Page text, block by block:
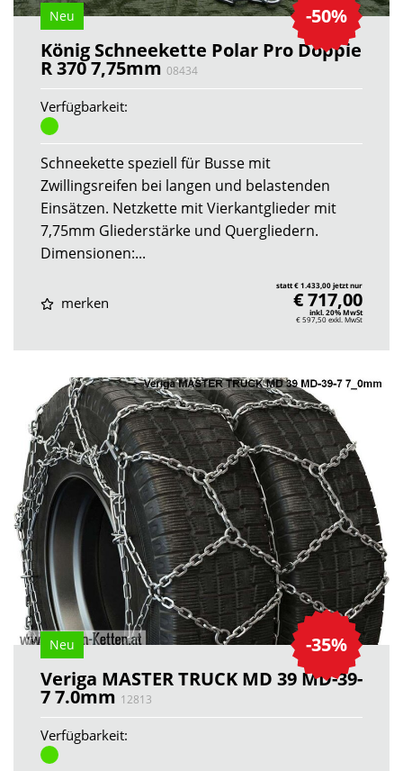
-50%
Neu
König Schneekette Polar Pro Doppie
R 370 7,75mm 08434
Verfügbarkeit:
Schneekette speziell für Busse mit
Zwillingsreifen bei langen und belastenden
Einsätzen. Netzkette mit Vierkantglieder mit
7,75mm Gliederstärke und Quergliedern.
Dimensionen:...
merken
statt € 1.433,00 jetzt nur
€ 717,00
inkl. 20% MwSt
€ 597,50exkl. MwSt
-35%
Neu
Veriga MASTER TRUCK MD 39 MD-39-
7 7.0mm 12813
Verfügbarkeit: